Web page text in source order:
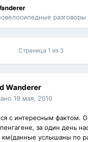
разговоры
Страница 1 из 3
Wanderer
19 мая, 2010
с интересным фактом.
за один день
км(данные услышаны по